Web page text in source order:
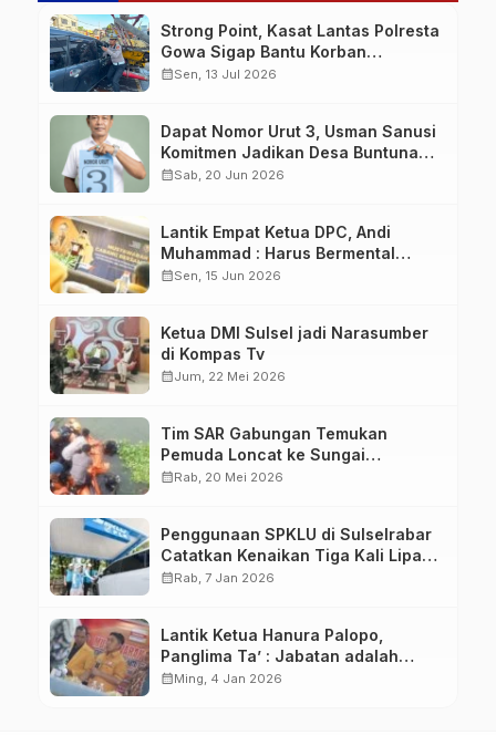
Strong Point, Kasat Lantas Polresta
Gowa Sigap Bantu Korban
Kecelakaan
calendar_monthSen, 13 Jul 2026
Dapat Nomor Urut 3, Usman Sanusi
Komitmen Jadikan Desa Buntuna
Jauh lebih Baik
calendar_monthSab, 20 Jun 2026
Lantik Empat Ketua DPC, Andi
Muhammad : Harus Bermental
Pejuang
calendar_monthSen, 15 Jun 2026
Ketua DMI Sulsel jadi Narasumber
di Kompas Tv
calendar_monthJum, 22 Mei 2026
Tim SAR Gabungan Temukan
Pemuda Loncat ke Sungai
Pampang Makassar
calendar_monthRab, 20 Mei 2026
Penggunaan SPKLU di Sulselrabar
Catatkan Kenaikan Tiga Kali Lipat
di Tahun 2025
calendar_monthRab, 7 Jan 2026
Lantik Ketua Hanura Palopo,
Panglima Ta’ : Jabatan adalah
amanah siap dipertanggung
calendar_monthMing, 4 Jan 2026